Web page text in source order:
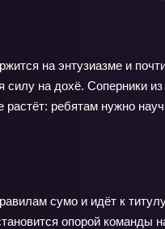
на энтузиазме и
на дохё. Соперники
ребятам нужно
сумо и идёт к
опорой команды